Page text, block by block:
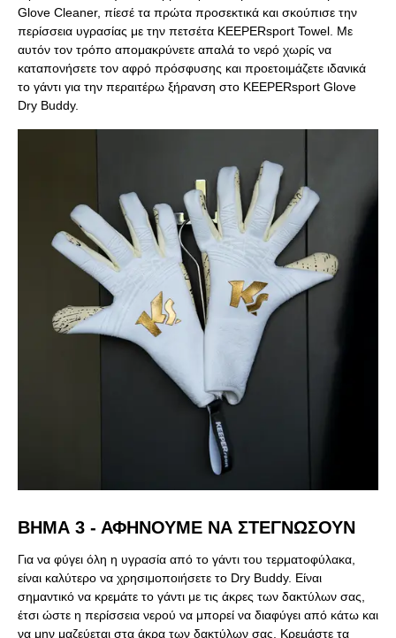
Glove Cleaner, πίεσέ τα πρώτα προσεκτικά και σκούπισε την
περίσσεια υγρασίας με την πετσέτα KEEPERsport Towel. Με
αυτόν τον τρόπο απομακρύνετε απαλά το νερό χωρίς να
καταπονήσετε τον αφρό πρόσφυσης και προετοιμάζετε ιδανικά
το γάντι για την περαιτέρω ξήρανση στο KEEPERsport Glove
Dry Buddy.
ΒΉΜΑ 3 - ΑΦΗΝΟΥΜΕ ΝΑ ΣΤΕΓΝΩΣΟΥΝ
Για να φύγει όλη η υγρασία από το γάντι του τερματοφύλακα,
είναι καλύτερο να χρησιμοποιήσετε το Dry Buddy. Είναι
σημαντικό να κρεμάτε το γάντι με τις άκρες των δακτύλων σας,
έτσι ώστε η περίσσεια νερού να μπορεί να διαφύγει από κάτω και
να μην μαζεύεται στα άκρα των δακτύλων σας. Κρεμάστε τα